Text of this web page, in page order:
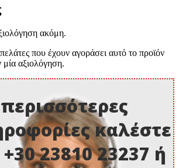
ακόμη.
που έχουν αγοράσει αυτό το προϊόν
αξιολόγηση.
καλέστε
23810 23237 ή